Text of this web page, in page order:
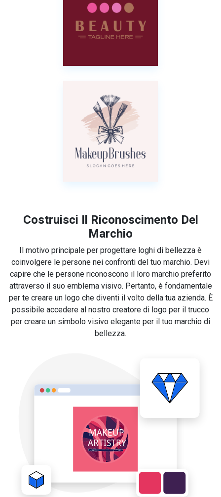
Costruisci Il Riconoscimento Del
Marchio
Il motivo principale per progettare loghi di bellezza è
coinvolgere le persone nei confronti del tuo marchio. Devi
capire che le persone riconoscono il loro marchio preferito
attraverso il suo emblema visivo. Pertanto, è fondamentale
per te creare un logo che diventi il volto della tua azienda. È
possibile accedere al nostro creatore di logo per il trucco
per creare un simbolo visivo elegante per il tuo marchio di
bellezza.